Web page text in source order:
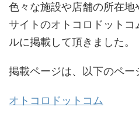
色々な施設や店舗の所在
サイトのオトコロドット
ルに掲載して頂きました。
掲載ページは、以下のペー
オトコロドットコム